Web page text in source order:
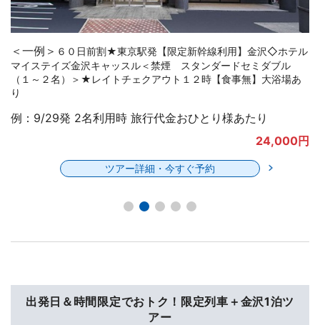
＜一例＞ ６０日前割★東京駅発【限定新幹線利用】ホテルマイス
テイズプレミア金沢＜禁煙 スーペリアツイン（２名）３３平米
＞★レイトチェックアウト１２時【食事無】ＪＲ金沢駅より徒歩
約５分
例：9/29発 2名利用時 旅行代金おひとり様あたり
24,700円
ツアー詳細・今すぐ予約
出発日＆時間限定でおトク！限定列車＋金沢1泊ツ
アー